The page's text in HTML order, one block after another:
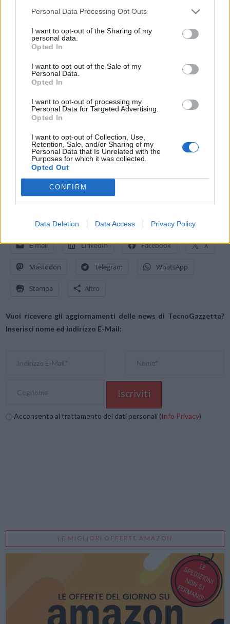
Personal Data Processing Opt Outs
I want to opt-out of the Sharing of my
personal data.
Opted In
I want to opt-out of the Sale of my
Personal Data.
Opted In
I want to opt-out of processing my
Personal Data for Targeted Advertising.
Opted In
I want to opt-out of Collection, Use,
Retention, Sale, and/or Sharing of my
Personal Data that Is Unrelated with the
Purposes for which it was collected.
Opted Out
CONFIRM
Data Deletion Data Access Privacy Policy
– oppure un importo fisso, purché superiore all’importo minimo
– oppure una percentuale del saldo, purché superiore all’importo
minimo mensile
Blu American Express mette a tua disposizione unaLinea di
credito (“Fido”) personalizzata fino a 5.000€
le spese di ogni giorno
Programma Rimborso Acquisti:per ottenere il rimborso di un
articolo che non ti soddisfa se il venditore non accetta di
cambiarlo.
Servizio Clienti 24/7.Servizi diAlert e App mobile per essere
sempre aggiornato sugli acquisti effettuati con Carta
LINK INVITO PER AVERE IL 4% E CONDIZIONI GENERALI
Condividi questo articolo:
E-mail LinkedIn Facebook X
Mastodon Telegram WhatsApp
Stampa Altro
Vuoi ricevere gli aggiornamenti delle news di TecnoGazzetta?
Inserisci nome ed indirizzo E-Mail:
Acconsento al trattamento dei dati personali (Info Privacy)
LE MIGLIORI OFFERTE AMAZON